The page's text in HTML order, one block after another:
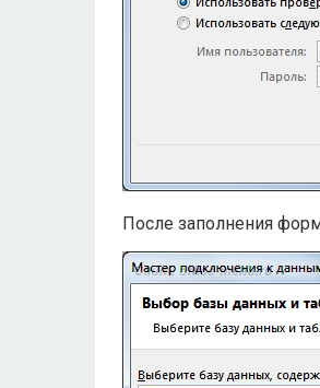
После заполнения